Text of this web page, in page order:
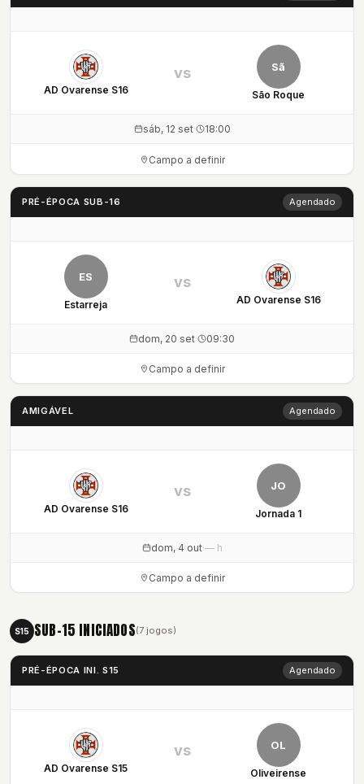
AD Ovarense S16
Sã
São Roque
vs
sáb, 12 set· 18:00
Campo a definir
PRÉ-ÉPOCA SUB-16 Agendado
ES
Estarreja AD Ovarense S16
vs
dom, 20 set· 09:30
Campo a definir
AMIGÁVEL Agendado
AD Ovarense S16
JO
Jornada 1
vs
dom, 4 out·— h
Campo a definir
S15 SUB-15 INICIADOS(7 jogos)
PRÉ-ÉPOCA INI. S15 Agendado
AD Ovarense S15
OL
Oliveirense
vs